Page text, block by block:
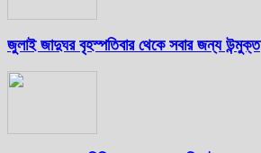
জুলাই জাদুঘর বৃহস্পতিবার থেকে সবার জন্য উন্মুক্ত